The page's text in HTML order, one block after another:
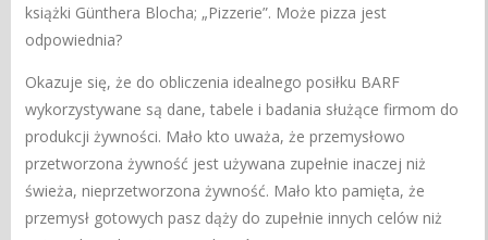
książki Günthera Blocha; „Pizzerie”. Może pizza jest
odpowiednia?
Okazuje się, że do obliczenia idealnego posiłku BARF
wykorzystywane są dane, tabele i badania służące firmom do
produkcji żywności. Mało kto uważa, że ​​przemysłowo
przetworzona żywność jest używana zupełnie inaczej niż
świeża, nieprzetworzona żywność. Mało kto pamięta, że ​​
przemysł gotowych pasz dąży do zupełnie innych celów niż